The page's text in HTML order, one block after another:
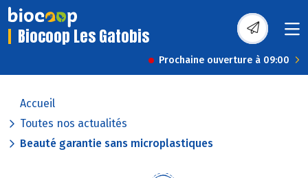
Biocoop Les Gatobis
Prochaine ouverture à 09:00
Accueil
Toutes nos actualités
Beauté garantie sans microplastiques